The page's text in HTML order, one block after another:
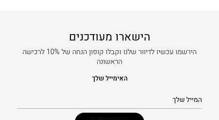
הישארו מעודכנים
הירשמו עכשיו לדיוור שלנו וקבלו קופון הנחה של 10% לרכישה
הראשונה
האימייל שלך